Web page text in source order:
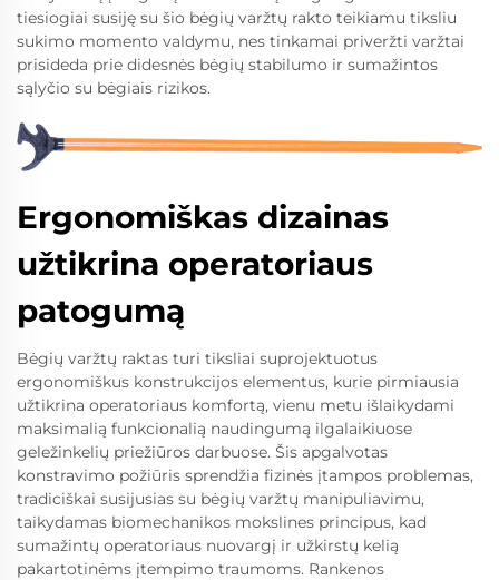
tiesiogiai susiję su šio bėgių varžtų rakto teikiamu tiksliu
sukimo momento valdymu, nes tinkamai priveržti varžtai
prisideda prie didesnės bėgių stabilumo ir sumažintos
sąlyčio su bėgiais rizikos.
Ergonomiškas dizainas
užtikrina operatoriaus
patogumą
Bėgių varžtų raktas turi tiksliai suprojektuotus
ergonomiškus konstrukcijos elementus, kurie pirmiausia
užtikrina operatoriaus komfortą, vienu metu išlaikydami
maksimalią funkcionalią naudingumą ilgalaikiuose
geležinkelių priežiūros darbuose. Šis apgalvotas
konstravimo požiūris sprendžia fizinės įtampos problemas,
tradiciškai susijusias su bėgių varžtų manipuliavimu,
taikydamas biomechanikos mokslines principus, kad
sumažintų operatoriaus nuovargį ir užkirstų kelią
pakartotinėms įtempimo traumoms. Rankenos